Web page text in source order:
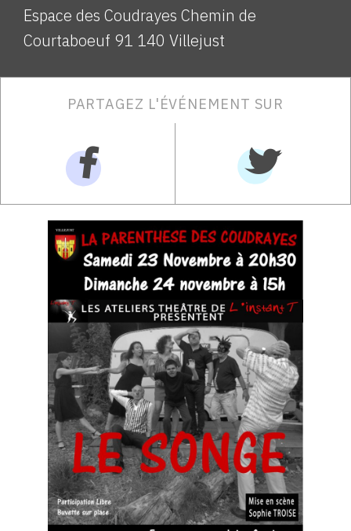
Espace des Coudrayes Chemin de
Courtaboeuf 91 140 Villejust
PARTAGEZ L'ÉVÉNEMENT SUR